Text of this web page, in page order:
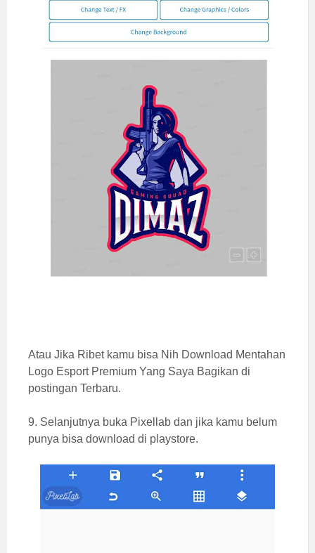
Atau Jika Ribet kamu bisa Nih Download Mentahan
Logo Esport Premium Yang Saya Bagikan di
postingan Terbaru.
9. Selanjutnya buka Pixellab dan jika kamu belum
punya bisa download di playstore.